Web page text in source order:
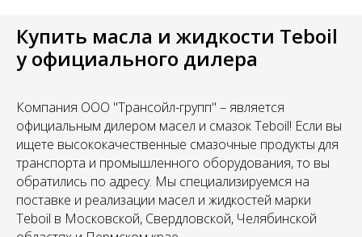
Купить масла и жидкости Teboil
у официального дилера
Компания ООО "Трансойл-групп" – является
официальным дилером масел и смазок Teboil! Если вы
ищете высококачественные смазочные продукты для
транспорта и промышленного оборудования, то вы
обратились по адресу. Мы специализируемся на
поставке и реализации масел и жидкостей марки
Teboil в Московской, Свердловской, Челябинской